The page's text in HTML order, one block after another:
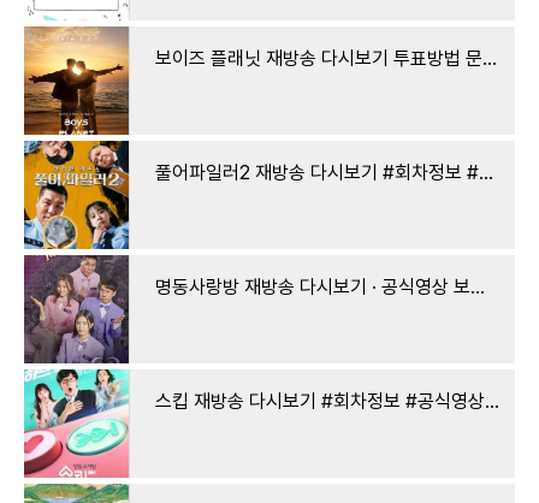
보이즈 플래닛 재방송 다시보기 투표방법 문자투표 방청신청 · 공식영상 보러가기 회차정보 방
풀어파일러2 재방송 다시보기 #회차정보 #공식영상 #방송시간 #출연진 #시청률 # #1 보러가기 : 티
명동사랑방 재방송 다시보기 · 공식영상 보러가기 회차정보 방송시간 시청률 출연진 · 1회 2회 3
스킵 재방송 다시보기 #회차정보 #공식영상 #방송시간 #출연진 #시청률 #1회 #2회 보러가기 : 티비